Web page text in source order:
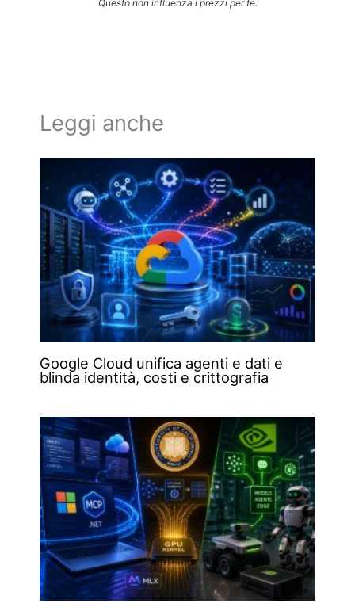
Questo non influenza i prezzi per te.
Leggi anche
Google Cloud unifica agenti e dati e
blinda identità, costi e crittografia